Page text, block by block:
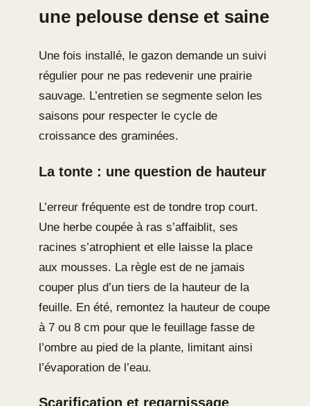
une pelouse dense et saine
Une fois installé, le gazon demande un suivi
régulier pour ne pas redevenir une prairie
sauvage. L’entretien se segmente selon les
saisons pour respecter le cycle de
croissance des graminées.
La tonte : une question de hauteur
L’erreur fréquente est de tondre trop court.
Une herbe coupée à ras s’affaiblit, ses
racines s’atrophient et elle laisse la place
aux mousses. La règle est de ne jamais
couper plus d’un tiers de la hauteur de la
feuille. En été, remontez la hauteur de coupe
à 7 ou 8 cm pour que le feuillage fasse de
l’ombre au pied de la plante, limitant ainsi
l’évaporation de l’eau.
Scarification et regarnissage